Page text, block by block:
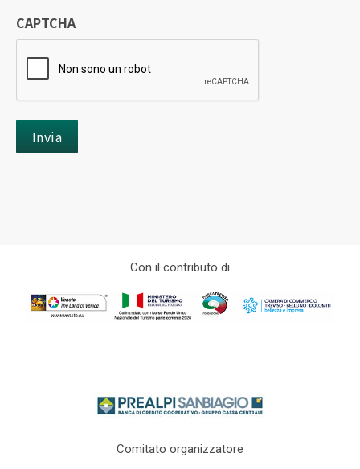
CAPTCHA
Con il contributo di
Comitato organizzatore